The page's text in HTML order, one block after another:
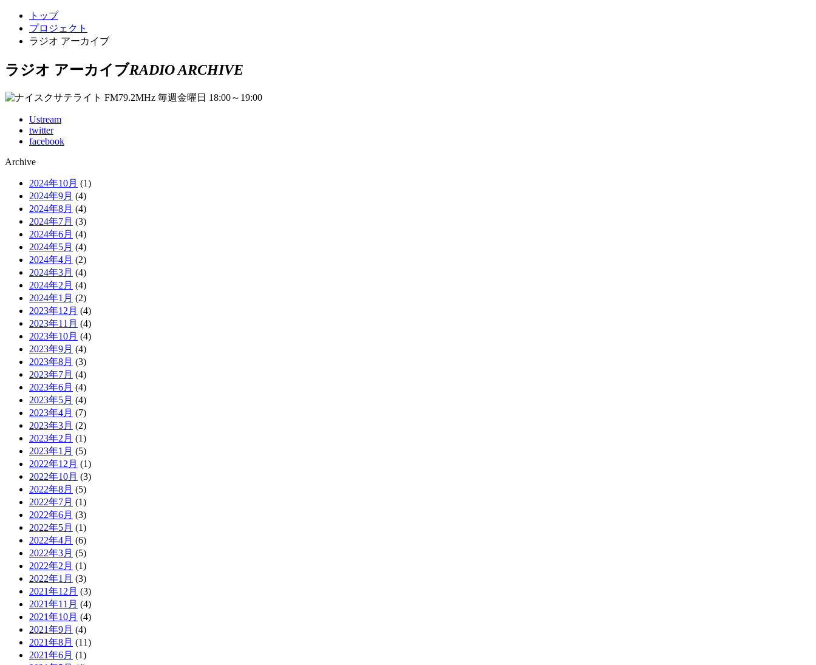
トップ
プロジェクト
ラジオ アーカイブ
ラジオ アーカイブRADIO ARCHIVE
Ustream
twitter
facebook
Archive
2024年10月 (1)
2024年9月 (4)
2024年8月 (4)
2024年7月 (3)
2024年6月 (4)
2024年5月 (4)
2024年4月 (2)
2024年3月 (4)
2024年2月 (4)
2024年1月 (2)
2023年12月 (4)
2023年11月 (4)
2023年10月 (4)
2023年9月 (4)
2023年8月 (3)
2023年7月 (4)
2023年6月 (4)
2023年5月 (4)
2023年4月 (7)
2023年3月 (2)
2023年2月 (1)
2023年1月 (5)
2022年12月 (1)
2022年10月 (3)
2022年8月 (5)
2022年7月 (1)
2022年6月 (3)
2022年5月 (1)
2022年4月 (6)
2022年3月 (5)
2022年2月 (1)
2022年1月 (3)
2021年12月 (3)
2021年11月 (4)
2021年10月 (4)
2021年9月 (4)
2021年8月 (11)
2021年6月 (1)